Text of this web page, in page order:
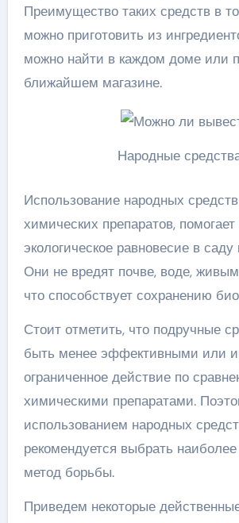
Преимущество таких средств в
можно приготовить из
можно найти в каждом доме или
ближайшем магазине.
Народные
Использование народных
химических препаратов,
экологическое равновесие в саду
Они не вредят почве, воде,
что способствует сохранению
Стоит отметить, что подручные
быть менее эффективными или
ограниченное действие по
химическими препаратами.
использованием народных
рекомендуется выбрать
метод борьбы.
Приведем некоторые